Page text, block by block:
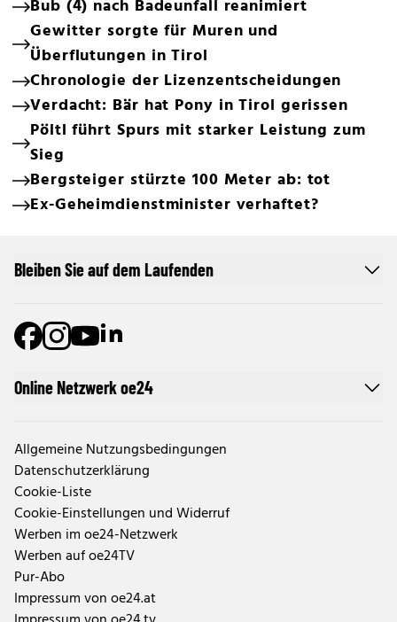
Bub (4) nach Badeunfall reanimiert
Gewitter sorgte für Muren und
Überflutungen in Tirol
Chronologie der Lizenzentscheidungen
Verdacht: Bär hat Pony in Tirol gerissen
Pöltl führt Spurs mit starker Leistung zum
Sieg
Bergsteiger stürzte 100 Meter ab: tot
Ex-Geheimdienstminister verhaftet?
Online Netzwerk oe24
Allgemeine Nutzungsbedingungen
Datenschutzerklärung
Cookie-Liste
Cookie-Einstellungen und Widerruf
Werben im oe24-Netzwerk
Werben auf oe24TV
Pur-Abo
Impressum von oe24.at
Bleiben Sie auf dem Laufenden